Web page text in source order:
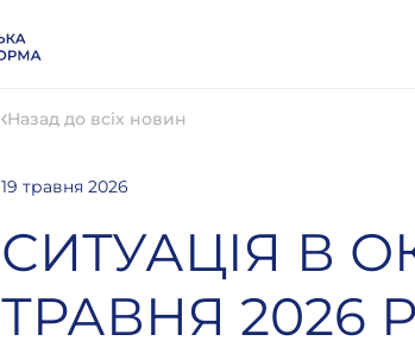
Назад до всіх новин
19 травня 2026
СИТУАЦІЯ В
ТРАВНЯ 2026